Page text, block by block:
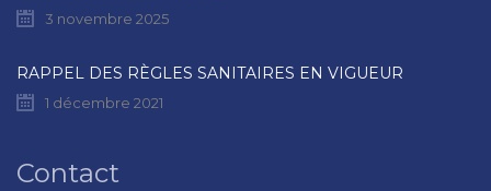
3 novembre 2025
RAPPEL DES RÈGLES SANITAIRES EN VIGUEUR
1 décembre 2021
Contact